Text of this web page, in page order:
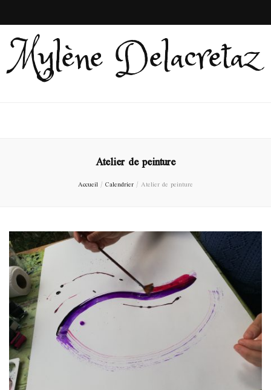
Mylène Delacretaz
Atelier de peinture
Accueil/ Calendrier/ Atelier de peinture